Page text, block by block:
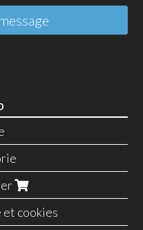
cookies